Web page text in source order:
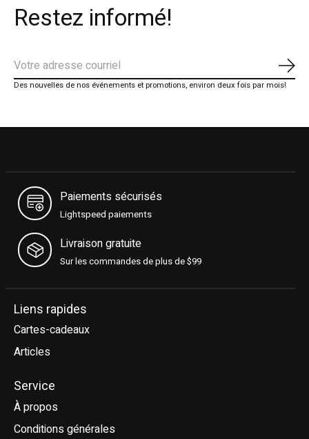
Restez informé!
Des nouvelles de nos événements et promotions, environ deux fois par mois!
Paiements sécurisés
Lightspeed paiements
Livraison gratuite
Sur les commandes de plus de $99
Liens rapides
Cartes-cadeaux
Articles
Service
À propos
Conditions générales